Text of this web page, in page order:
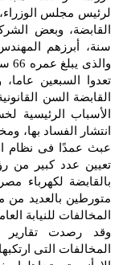
لرئيس مجلس
سنة، أبرزهم
الأسباب الرئيسية
عبث عمدًا فى نظام
تعيين عدد كبير من
بالقابضة لكهرباء
متورطين بالعديد من
المخالفات للنيابة
وقد رصدت تقارير
المخالفات التى